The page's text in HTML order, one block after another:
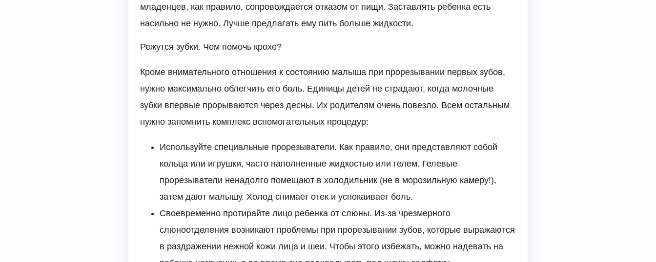
младенцев, как правило, сопровождается отказом от пищи. Заставлять ребенка есть
насильно не нужно. Лучше предлагать ему пить больше жидкости.
Режутся зубки. Чем помочь крохе?
Кроме внимательного отношения к состоянию малыша при прорезывании первых зубов,
нужно максимально облегчить его боль. Единицы детей не страдают, когда молочные
зубки впервые прорываются через десны. Их родителям очень повезло. Всем остальным
нужно запомнить комплекс вспомогательных процедур:
Используйте специальные прорезыватели. Как правило, они представляют собой
кольца или игрушки, часто наполненные жидкостью или гелем. Гелевые
прорезыватели ненадолго помещают в холодильник (не в морозильную камеру!),
затем дают малышу. Холод снимает отек и успокаивает боль.
Своевременно протирайте лицо ребенка от слюны. Из-за чрезмерного
слюноотделения возникают проблемы при прорезывании зубов, которые выражаются
в раздражении нежной кожи лица и шеи. Чтобы этого избежать, можно надевать на